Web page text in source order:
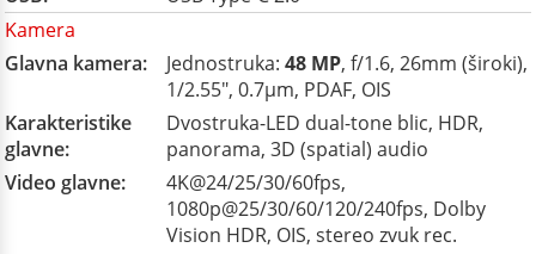
Kamera
Glavna kamera:
Jednostruka: 48 MP, f/1.6, 26mm (široki),
1/2.55", 0.7µm, PDAF, OIS
Karakteristike
glavne:
Dvostruka-LED dual-tone blic, HDR,
panorama, 3D (spatial) audio
Video glavne:
4K@24/25/30/60fps,
1080p@25/30/60/120/240fps, Dolby
Vision HDR, OIS, stereo zvuk rec.